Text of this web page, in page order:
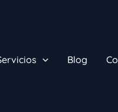
Blog